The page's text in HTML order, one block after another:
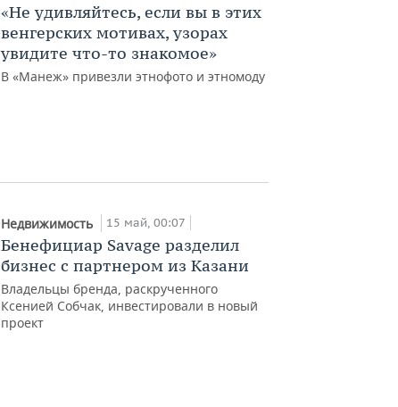
«Не удивляйтесь, если вы в этих
венгерских мотивах, узорах
увидите что-то знакомое»
В «Манеж» привезли этнофото и этномоду
Недвижимость 15 май, 00:07
Бенефициар Savage разделил
бизнес с партнером из Казани
Владельцы бренда, раскрученного
Ксенией Собчак, инвестировали в новый
проект